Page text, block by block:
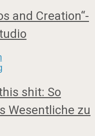
and Creation“-
shit: So
Wesentliche zu